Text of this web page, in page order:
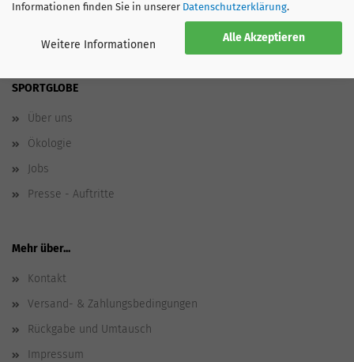
Informationen finden Sie in unserer Datenschutzerklärung.
Alle Akzeptieren
Weitere Informationen
SPORTGLOBE
Über uns
Ökologie
Jobs
Presse - Auftritte
Mehr über...
Kontakt
Versand- & Zahlungsbedingungen
Rückgabe und Umtausch
Impressum